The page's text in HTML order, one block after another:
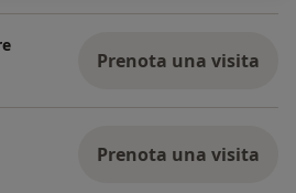
Prenota una visita
Prenota una visita